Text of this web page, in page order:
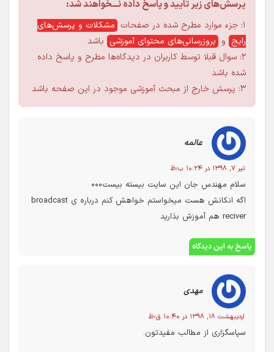
پرسش‌های زیر تایید و پاسخ داده نـــخواهند شد:
۱: جزء موارد مطرح شده در صفحات
مشکلات و پرسش‌های
رایج و بروزرسانی‌های محتوای آموزشی باشد
۲: سوال قبلا توسط کاربران در دیدگاه‌ها مطرح و پاسخ داده
شده باشد
۳: پرسش خارج از مبحث آموزشی موجود در این صفحه باشد
عالمه
تیر ۷, ۱۳۹۸ در ۱۰:۲۴ ب٫ظ
سلام مهندس جان این سایت بیسته بیست۰۰۰
اگه انکانش هست میخواستم خواهش کنم درباره ی broadcast
reciver هم آموزش بذارید
پاسخ به این دیدگاه
مهدی
اردیبهشت ۱۸, ۱۳۹۸ در ۱۰:۴۰ ق٫ظ
سپاسگزاری از مطالب مفیدتون.